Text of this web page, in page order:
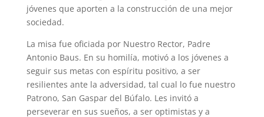
jóvenes que aporten a la construcción de una mejor
sociedad.
La misa fue oficiada por Nuestro Rector, Padre
Antonio Baus. En su homilía, motivó a los jóvenes a
seguir sus metas con espíritu positivo, a ser
resilientes ante la adversidad, tal cual lo fue nuestro
Patrono, San Gaspar del Búfalo. Les invitó a
perseverar en sus sueños, a ser optimistas y a